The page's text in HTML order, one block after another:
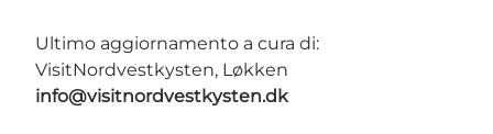
Ultimo aggiornamento a cura di:
VisitNordvestkysten, Løkken
info@visitnordvestkysten.dk